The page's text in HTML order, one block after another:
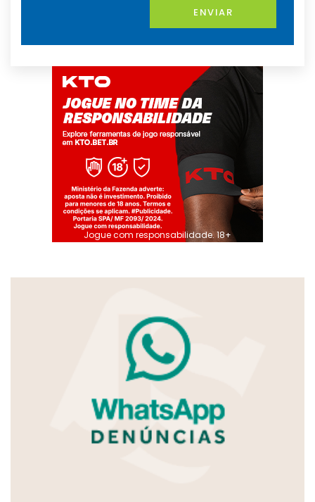
ENVIAR
Jogue com responsabilidade. 18+